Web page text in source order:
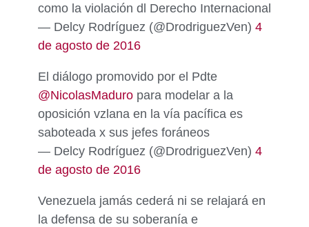
como la violación dl Derecho Internacional
— Delcy Rodríguez (@DrodriguezVen) 4
de agosto de 2016
El diálogo promovido por el Pdte
@NicolasMaduro para modelar a la
oposición vzlana en la vía pacífica es
saboteada x sus jefes foráneos
— Delcy Rodríguez (@DrodriguezVen) 4
de agosto de 2016
Venezuela jamás cederá ni se relajará en
la defensa de su soberanía e